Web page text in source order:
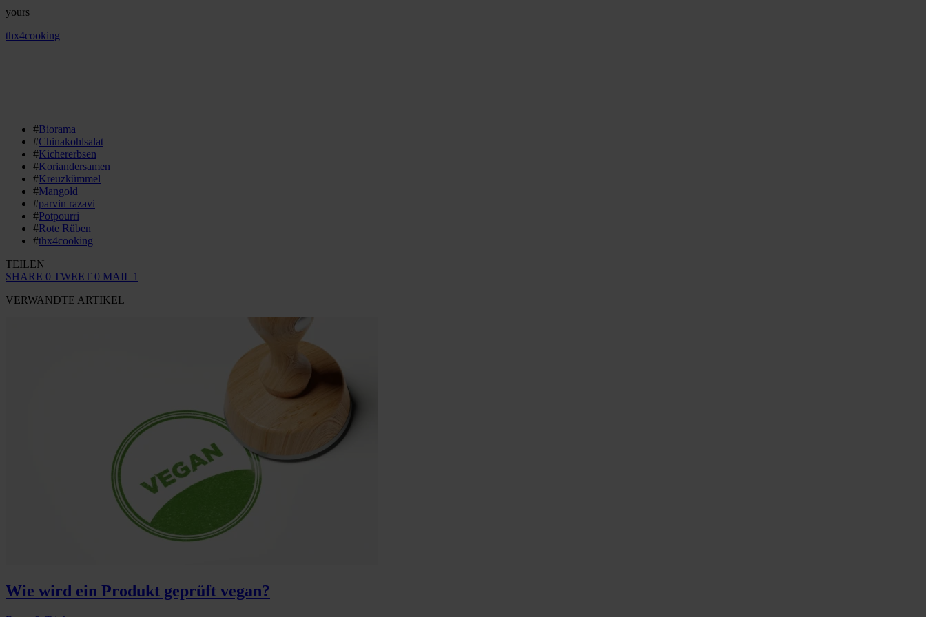
yours
thx4cooking
#Biorama
#Chinakohlsalat
#Kichererbsen
#Koriandersamen
#Kreuzkümmel
#Mangold
#parvin razavi
#Potpourri
#Rote Rüben
#thx4cooking
TEILEN
SHARE 0 TWEET 0 MAIL 1
VERWANDTE ARTIKEL
Wie wird ein Produkt geprüft vegan?